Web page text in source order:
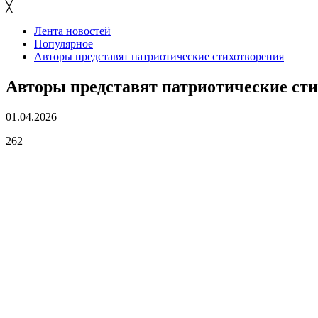
╳
Лента новостей
Популярное
Авторы представят патриотические стихотворения
Авторы представят патриотические
01.04.2026
262